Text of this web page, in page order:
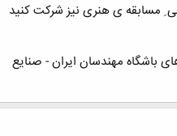
مسابقه ی هنری نیز شرکت کنید
باشگاه مهندسان ایران - صنایع